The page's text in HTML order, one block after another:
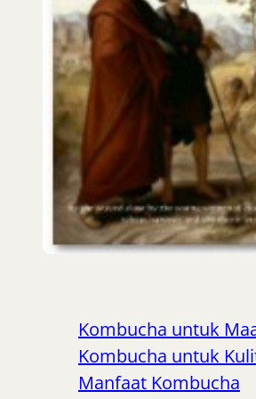
Kombucha untuk
Kombucha untuk
Manfaat Kombucha